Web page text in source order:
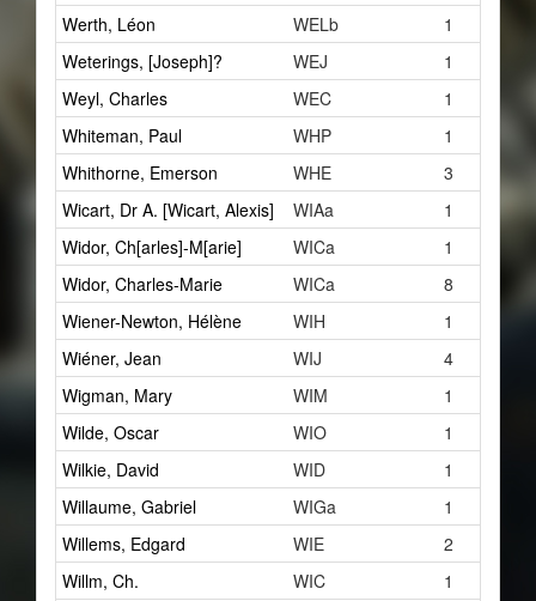
Werth, Léon
WELb
1
Weterings, [Joseph]?
WEJ
1
Weyl, Charles
WEC
1
Whiteman, Paul
WHP
1
Whithorne, Emerson
WHE
3
Wicart, Dr A. [Wicart, Alexis]
WIAa
1
Widor, Ch[arles]-M[arie]
WICa
1
Widor, Charles-Marie
WICa
8
Wiener-Newton, Hélène
WIH
1
Wiéner, Jean
WIJ
4
Wigman, Mary
WIM
1
Wilde, Oscar
WIO
1
Wilkie, David
WID
1
Willaume, Gabriel
WIGa
1
Willems, Edgard
WIE
2
Willm, Ch.
WIC
1